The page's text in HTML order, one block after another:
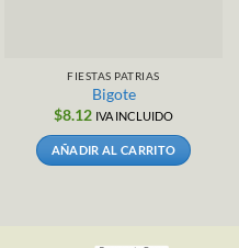
FIESTAS PATRIAS
Bigote
$8.12 IVA INCLUIDO
AÑADIR AL CARRITO